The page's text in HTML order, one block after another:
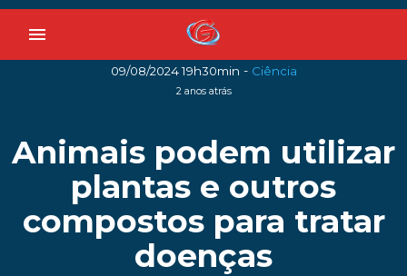
menu
09/08/2024 19h30min - Ciência
2 anos atrás
Animais podem utilizar
plantas e outros
compostos para tratar
doenças